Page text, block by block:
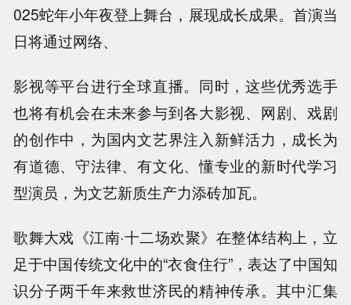
025蛇年小年夜登上舞台，展现成长成果。首演当
日将通过网络、
影视等平台进行全球直播。同时，这些优秀选手
也将有机会在未来参与到各大影视、网剧、戏剧
的创作中，为国内文艺界注入新鲜活力，成长为
有道德、守法律、有文化、懂专业的新时代学习
型演员，为文艺新质生产力添砖加瓦。
歌舞大戏《江南·十二场欢聚》在整体结构上，立
足于中国传统文化中的“衣食住行”，表达了中国知
识分子两千年来救世济民的精神传承。其中汇集